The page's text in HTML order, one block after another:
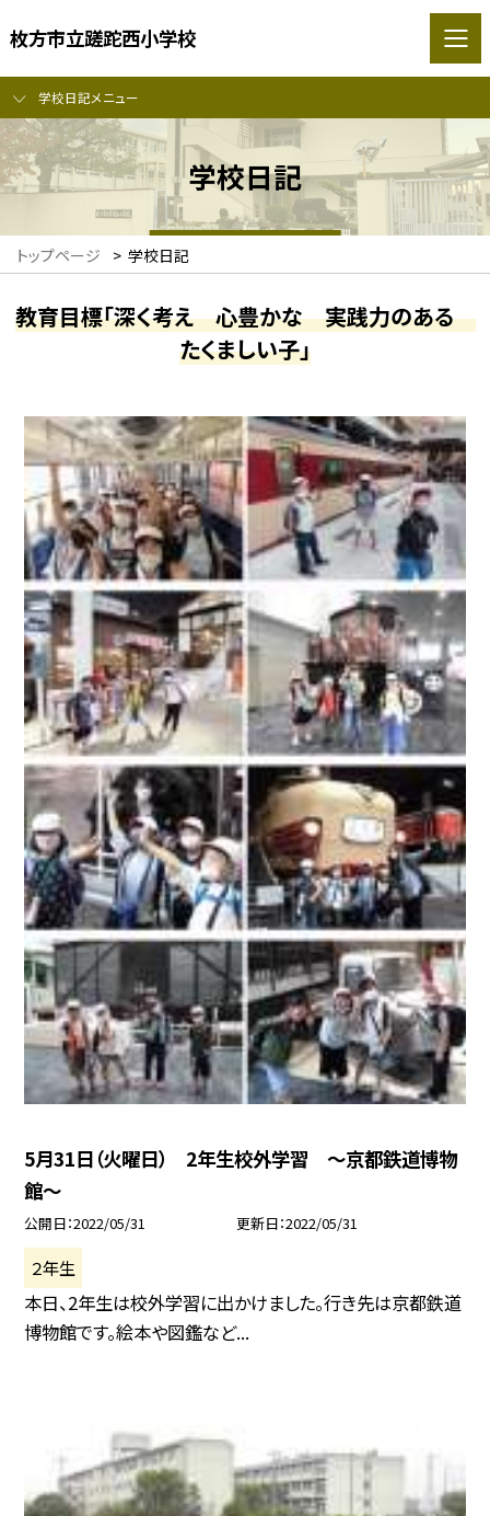
枚方市立蹉跎西小学校
学校日記メニュー
学校日記
トップページ > 学校日記
教育目標「深く考え 心豊かな 実践力のある
たくましい子」
5月31日（火曜日） 2年生校外学習 〜京都鉄道博物
館〜
公開日 2022/05/31 更新日 2022/05/31
２年生
本日、2年生は校外学習に出かけました。行き先は京都鉄道
博物館です。絵本や図鑑など...